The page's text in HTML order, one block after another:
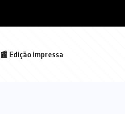
📰 Edição impressa